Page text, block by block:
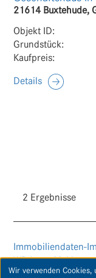
21614 Buxtehude,
Objekt ID:
Grundstück:
Kaufpreis:
Details
2 Ergebnisse
Immobiliendaten-
WP-ImmoMakler
Wir verwenden Cookies,